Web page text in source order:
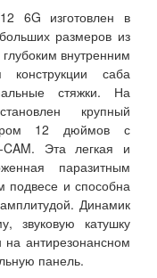
6G изготовлен в
размеров из
внутренним
саба
стяжки. На
крупный
12 дюймов с
Эта легкая и
паразитным
подвесе и способна
Динамик
звуковую катушку
антирезонансном
панель.